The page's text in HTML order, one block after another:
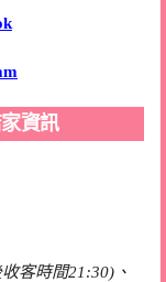
資訊
客時間21:30)、